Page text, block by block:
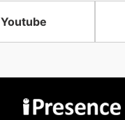
（４）個人情報の
取得した個人情報
す。その場合には
（６）外国にある第
・顧客情報管理シス
Youtube